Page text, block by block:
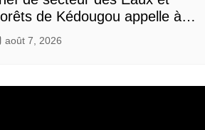
de Kédougou appelle à…
août 7, 2026